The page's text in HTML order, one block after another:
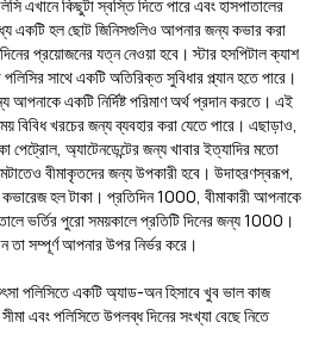
এখানে কিছুটা স্বস্তি দিতে পারে এবং হাসপাতালের
একটি হল ছোট জিনিসগুলিও আপনার জন্য কভার করা
প্রয়োজনের যত্ন নেওয়া হবে। স্টার হসপিটাল ক্যাশ
পলিসির সাথে একটি অতিরিক্ত সুবিধার প্ল্যান হতে পারে।
আপনাকে একটি নির্দিষ্ট পরিমাণ অর্থ প্রদান করতে। এই
বিবিধ খরচের জন্য ব্যবহার করা যেতে পারে। এছাড়াও,
পেট্রোল, অ্যাটেনডেন্টের জন্য খাবার ইত্যাদির মতো
বীমাকৃতদের জন্য উপকারী হবে। উদাহরণস্বরূপ,
হল টাকা। প্রতিদিন 1000, বীমাকারী আপনাকে
ভর্তির পুরো সময়কালে প্রতিটি দিনের জন্য 1000।
তা সম্পূর্ণ আপনার উপর নির্ভর করে।
পলিসিতে একটি অ্যাড-অন হিসাবে খুব ভাল কাজ
এবং পলিসিতে উপলব্ধ দিনের সংখ্যা বেছে নিতে